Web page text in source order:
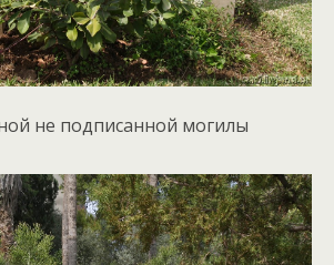
не подписанной могилы